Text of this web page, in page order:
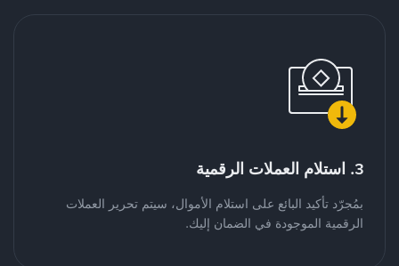
3. استلام العملات الرقمية
بمُجرّد تأكيد البائع على استلام الأموال، سيتم تحرير العملات
الرقمية الموجودة في الضمان إليك.